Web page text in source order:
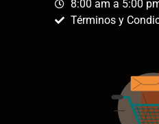
8:00 am a 5:00
Términos y